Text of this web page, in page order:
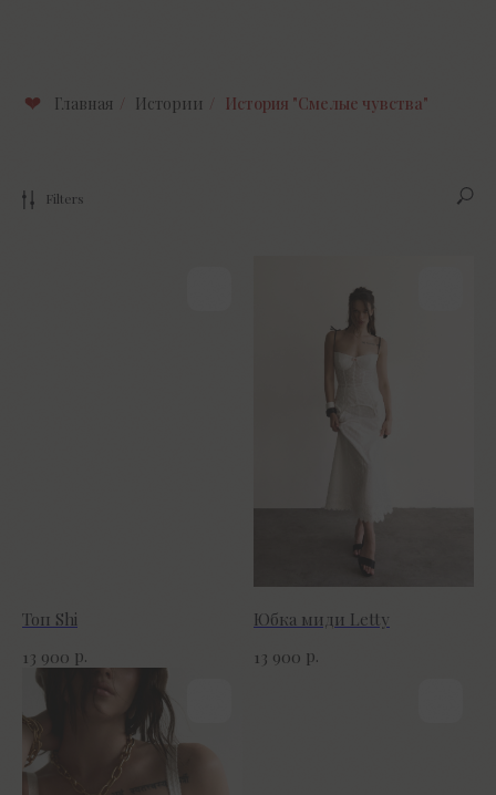
Главная Истории История "Смелые чувства"
Filters
Топ Shi
13 900 р.
Юбка миди Letty
13 900 р.